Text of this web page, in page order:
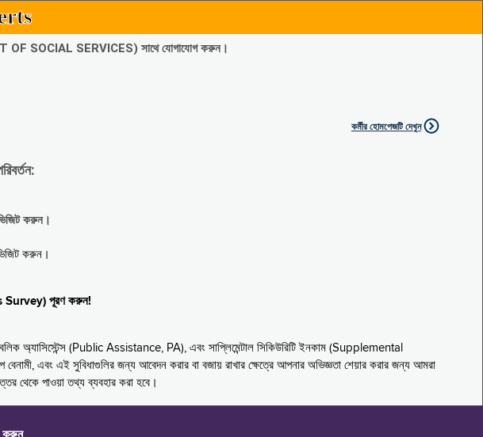
OF SOCIAL SERVICES) সাথে যোগাযোগ করুন।
কর্মীর হোমপেজটি দেখুন
করুন।
করুন।
Survey) পূরণ করুন!
অ্যাসিস্টেন্স (Public Assistance, PA), এবং সাপ্লিমেন্টাল সিকিউরিটি ইনকাম (Supplemental
এবং এই সুবিধাগুলির জন্য আবেদন করার বা বজায় রাখার ক্ষেত্রে আপনার অভিজ্ঞতা শেয়ার করার জন্য আমরা
থেকে পাওয়া তথ্য ব্যবহার করা হবে।